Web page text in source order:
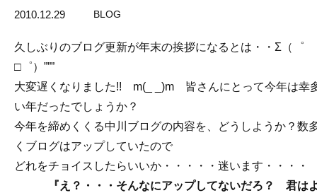
2010.12.29 BLOG
久しぶりのブログ更新が年末の挨拶になるとは・・Σ（゜
□゜）”””
大変遅くなりました!! m(_ _)m 皆さんにとって今年は幸
い年だったでしょうか？
今年を締めくくる中川ブログの内容を、どうしようか？数
くブログはアップしていたので
どれをチョイスしたらいいか・・・・・迷います・・・・
『え？・・・そんなにアップしてないだろ？ 君は